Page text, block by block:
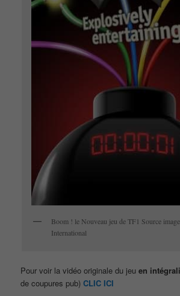
Boom ! le Nouveau jeu de TF1 Source
International
Pour voir la vidéo originale du jeuen
de coupures pub)CLIC ICI